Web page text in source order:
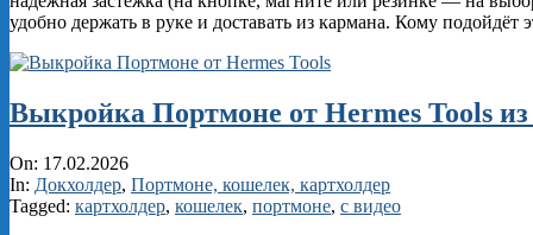
удобно держать в руке и доставать из кармана. Кому подойдёт
Выкройка Портмоне от Hermes Tools
2026-
02-
17
On: 17.02.2026
In: Докхолдер, Портмоне, кошелек, картхолдер
Tagged: картхолдер, кошелек, портмоне, с видео